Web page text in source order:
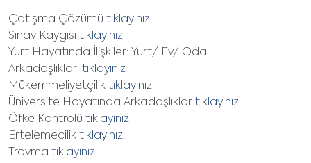
Çatışma Çözümü tıklayınız
Sınav Kaygısı tıklayınız
Yurt Hayatında İlişkiler: Yurt/ Ev/ Oda
Arkadaşlıkları tıklayınız
Mükemmeliyetçilik tıklayınız
Üniversite Hayatında Arkadaşlıklar tıklayınız
Öfke Kontrolü tıklayınız
Ertelemecilik tıklayınız.
Travma tıklayınız